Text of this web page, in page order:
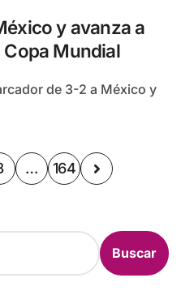
y avanza a
Mundial
… 164
Buscar